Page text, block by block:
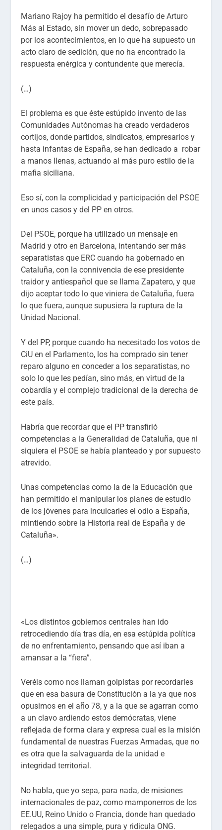
Mariano Rajoy ha permitido el desafío de Arturo
Más al Estado, sin mover un dedo, sobrepasado
por los acontecimientos, en lo que ha supuesto un
acto claro de sedición, que no ha encontrado la
respuesta enérgica y contundente que merecía.
(…)
El problema es que éste estúpido invento de las
Comunidades Autónomas ha creado verdaderos
cortijos, donde partidos, sindicatos, empresarios y
hasta infantas de España, se han dedicado a robar
a manos llenas, actuando al más puro estilo de la
mafia siciliana.
Eso sí, con la complicidad y participación del PSOE
en unos casos y del PP en otros.
Del PSOE, porque ha utilizado un mensaje en
Madrid y otro en Barcelona, intentando ser más
separatistas que ERC cuando ha gobernado en
Cataluña, con la connivencia de ese presidente
traidor y antiespañol que se llama Zapatero, y que
dijo aceptar todo lo que viniera de Cataluña, fuera
lo que fuera, aunque supusiera la ruptura de la
Unidad Nacional.
Y del PP, porque cuando ha necesitado los votos de
CiU en el Parlamento, los ha comprado sin tener
reparo alguno en conceder a los separatistas, no
solo lo que les pedían, sino más, en virtud de la
cobardía y el complejo tradicional de la derecha de
este país.
Habría que recordar que el PP transfirió
competencias a la Generalidad de Cataluña, que ni
siquiera el PSOE se había planteado y por supuesto
atrevido.
Unas competencias como la de la Educación que
han permitido el manipular los planes de estudio
de los jóvenes para inculcarles el odio a España,
mintiendo sobre la Historia real de España y de
Cataluña».
(…)
«Los distintos gobiernos centrales han ido
retrocediendo día tras día, en esa estúpida política
de no enfrentamiento, pensando que así iban a
amansar a la “fiera”.
Veréis como nos llaman golpistas por recordarles
que en esa basura de Constitución a la ya que nos
opusimos en el año 78, y a la que se agarran como
a un clavo ardiendo estos demócratas, viene
reflejada de forma clara y expresa cual es la misión
fundamental de nuestras Fuerzas Armadas, que no
es otra que la salvaguarda de la unidad e
integridad territorial.
No habla, que yo sepa, para nada, de misiones
internacionales de paz, como mamponerros de los
EE.UU, Reino Unido o Francia, donde han quedado
relegados a una simple, pura y ridicula ONG.